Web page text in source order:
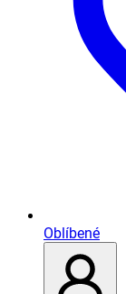
Oblíbené